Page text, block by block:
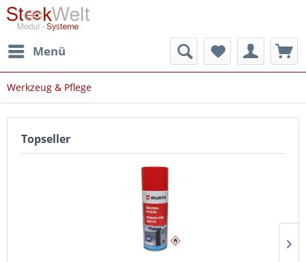
Menü
Werkzeug & Pflege
Topseller